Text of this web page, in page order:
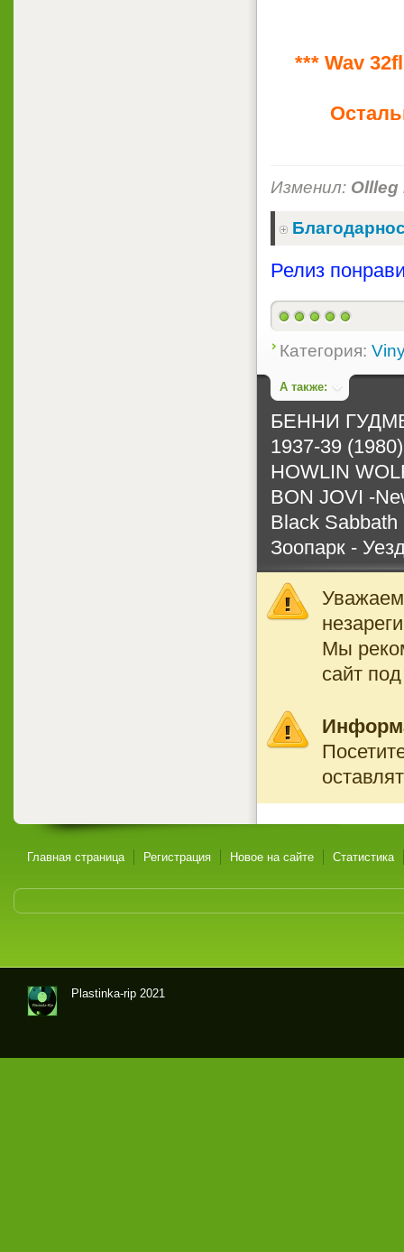
*** Wav
Изменил: Ollleg
Релиз
Категория:
А также:
БЕННИ
1937-39 (1980)
HOWLIN
BON JOVI -
Black Sabbath
Зоопарк -
Мы
сайт
Главная страница Регистрация Новое на сайте Статистика
овк
Plastinka-rip 2021